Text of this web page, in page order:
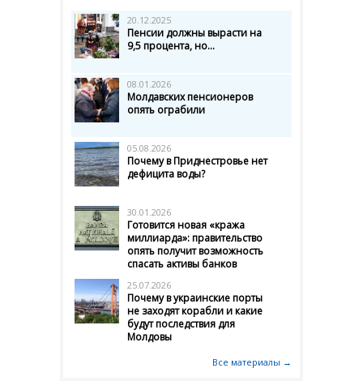
20.12.2025
Пенсии должны вырасти на
9,5 процента, но...
08.01.2026
Молдавских пенсионеров
опять ограбили
05.08.2026
Почему в Приднестровье нет
дефицита воды?
30.01.2026
Готовится новая «кража
миллиарда»: правительство
опять получит возможность
спасать активы банков
25.07.2026
Почему в украинские порты
не заходят корабли и какие
будут последствия для
Молдовы
Все материалы →